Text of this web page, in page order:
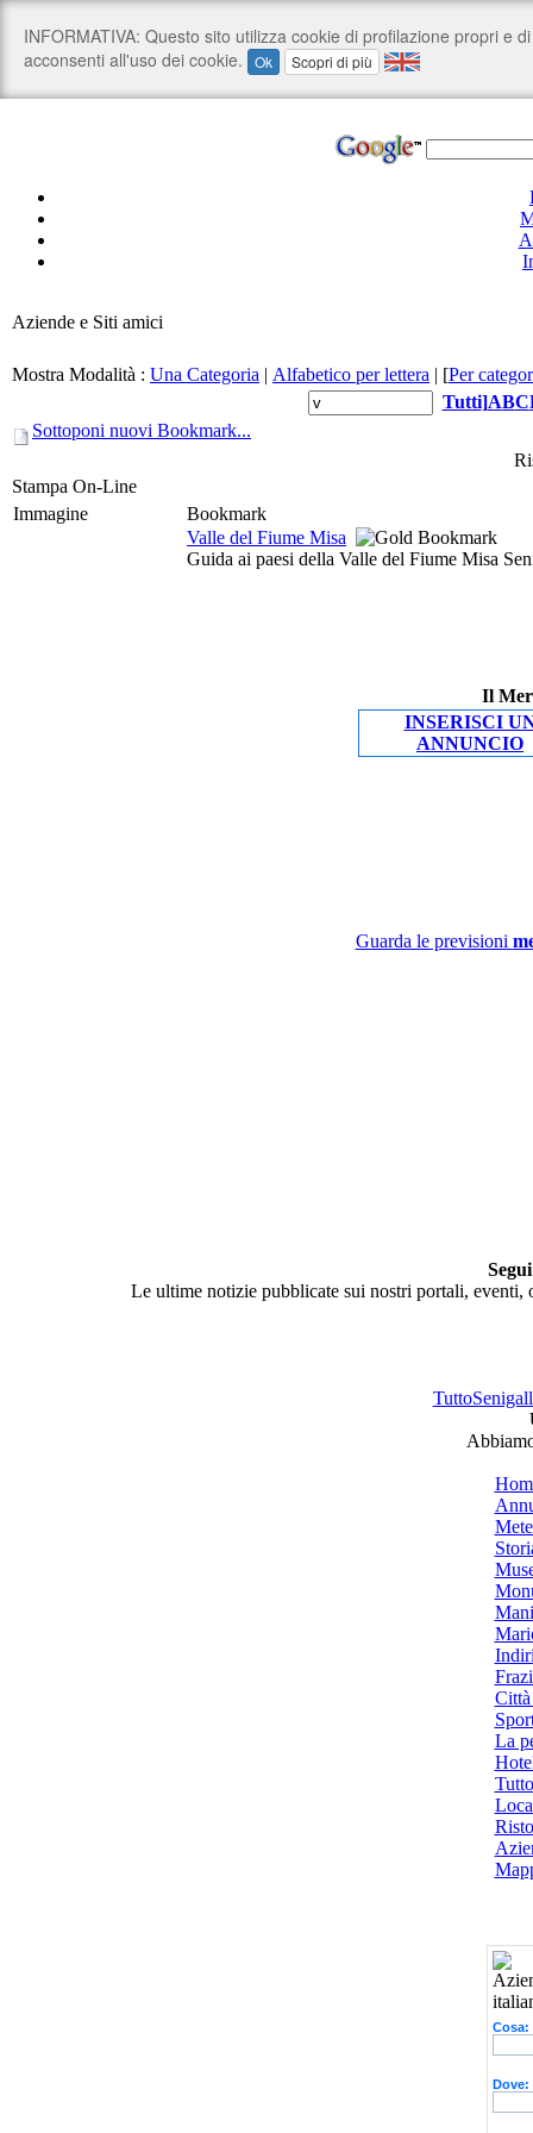
Aziende e Siti amici
Mostra Modalità : Una Categoria | Alfabetico per lettera | [Per
Tutti]ABC
Sottoponi nuovi Bookmark...
Stampa On-Line
Immagine
Bookmark
Valle del Fiume Misa
Guida ai paesi della Valle del Fiume Misa
Il
INSERISCI
ANNUNCIO
Guarda le previsioni
Le ultime notizie pubblicate sui nostri portali,
Città
La
Cosa:
Dove: